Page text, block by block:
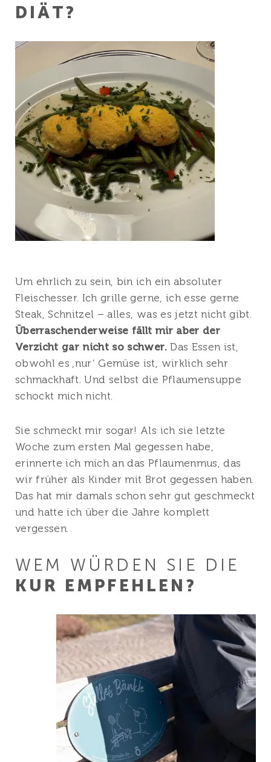
DIÄT?
Um ehrlich zu sein, bin ich ein absoluter
Fleischesser. Ich grille gerne, ich esse gerne
Steak, Schnitzel – alles, was es jetzt nicht gibt.
Überraschenderweise fällt mir aber der
Verzicht gar nicht so schwer.Das Essen ist,
obwohl es ‚nur‘ Gemüse ist, wirklich sehr
schmackhaft. Und selbst die Pflaumensuppe
schockt mich nicht.
Sie schmeckt mir sogar! Als ich sie letzte
Woche zum ersten Mal gegessen habe,
erinnerte ich mich an das Pflaumenmus, das
wir früher als Kinder mit Brot gegessen haben.
Das hat mir damals schon sehr gut geschmeckt
und hatte ich über die Jahre komplett
vergessen.
WEM WÜRDEN SIE DIE
KUR EMPFEHLEN?